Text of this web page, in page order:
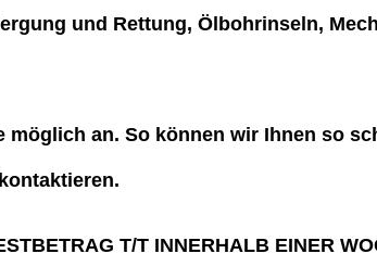
und Rettung, Ölbohrinseln,
an. So können wir Ihnen so
T/T INNERHALB EINER